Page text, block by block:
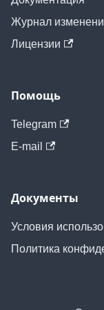
Журнал
Лицензии
Помощь
Telegram
E-mail
Документы
Условия
Политика